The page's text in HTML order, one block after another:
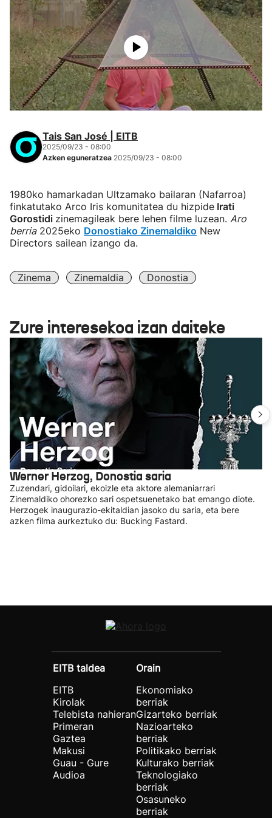
Tais San José | EITB
2025/09/23 - 08:00
Azken eguneratzea 2025/09/23 - 08:00
1980ko hamarkadan Ultzamako bailaran (Nafarroa)
finkatutako Arco Iris komunitatea du hizpide Irati
Gorostidi zinemagileak bere lehen filme luzean. Aro
berria2025eko Donostiako Zinemaldiko New
Directors sailean izango da.
Zinema Zinemaldia Donostia
Zure interesekoa izan daiteke
Werner Herzog, Donostia saria
Zuzendari, gidoilari, ekoizle eta aktore alemaniarrari
Zinemaldiko ohorezko sari ospetsuenetako bat emango diote.
Herzogek inaugurazio-ekitaldian jasoko du saria, eta bere
azken filma aurkeztuko du: Bucking Fastard.
EITB taldea
EITB
Kirolak
Telebista nahieran
Primeran
Gaztea
Makusi
Guau - Gure
Audioa
Orain
Ekonomiako
berriak
Gizarteko berriak
Nazioarteko
berriak
Politikako berriak
Kulturako berriak
Teknologiako
berriak
Osasuneko
berriak